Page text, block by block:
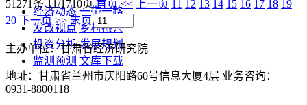
经济动态 一带一路
发改视点 乡村振兴
投资分析 发展规划
监测预测 文库下载
51271条 11/1710页首页 << 上一页 11 12 13 14 15 16 17 18 19
20 下一页 >> 末页
主办单位：甘肃省经济研究院
地址：甘肃省兰州市庆阳路60号信息大厦4层 业务咨询：
0931-8800118